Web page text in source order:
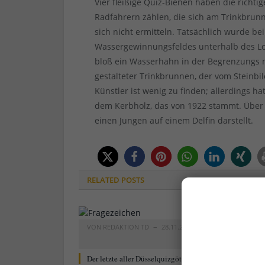
Vier fleißige Quiz-Bienen haben die
Radfahrern zählen, die sich am
sich nicht ermitteln. Tatsächlich wurde
Wassergewinnungsfeldes unterhalb des
bloß ein Wasserhahn in der
gestalteter Trinkbrunnen, der vom
Künstler ist wenig zu finden; allerdings
dem Kerbholz, das von 1922 stammt.
einen Jungen auf einem Delfin darstellt.
RELATED POSTS
VON REDAKTION TD
28.11.2022
Der letzte aller Düsselquizgötter